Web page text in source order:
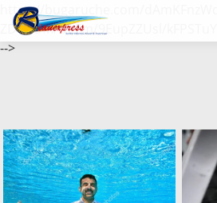
https://bugaruche.com/
ZDGvUM/DeFm/9EupZZUsl/
-->